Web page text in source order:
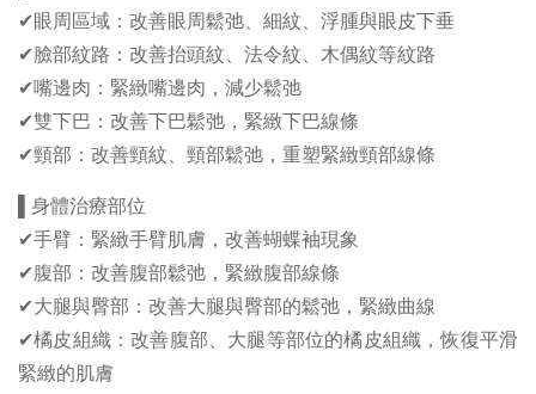
✔眼周區域：改善眼周鬆弛、細紋、浮腫與眼皮下垂
✔臉部紋路：改善抬頭紋、法令紋、木偶紋等紋路
✔嘴邊肉：緊緻嘴邊肉，減少鬆弛
✔雙下巴：改善下巴鬆弛，緊緻下巴線條
✔頸部：改善頸紋、頸部鬆弛，重塑緊緻頸部線條
▌身體治療部位
✔手臂：緊緻手臂肌膚，改善蝴蝶袖現象
✔腹部：改善腹部鬆弛，緊緻腹部線條
✔大腿與臀部：改善大腿與臀部的鬆弛，緊緻曲線
✔橘皮組織：改善腹部、大腿等部位的橘皮組織，恢復平滑
緊緻的肌膚